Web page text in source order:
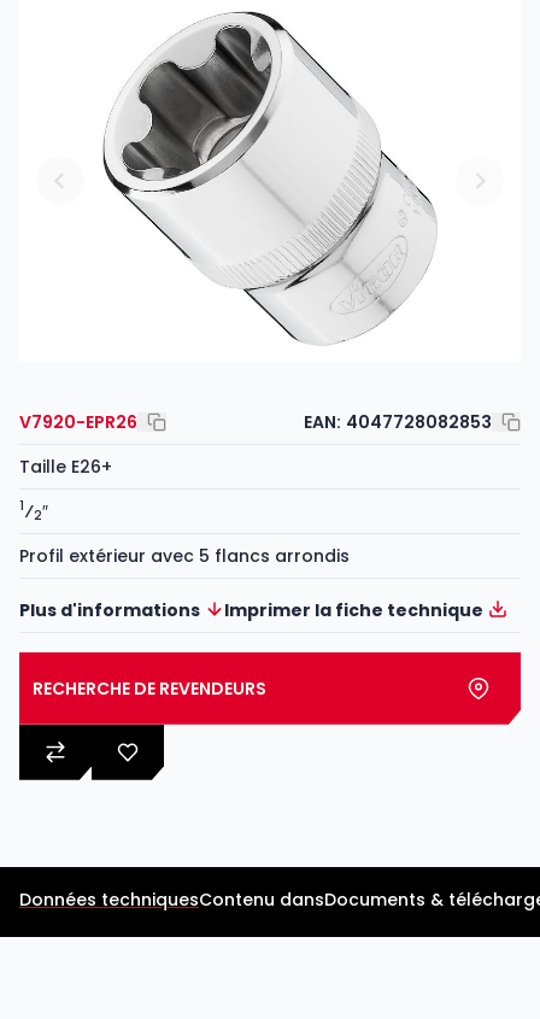
V7920-EPR26 EAN: 4047728082853
Taille E26+
1⁄2″
Profil extérieur avec 5 flancs arrondis
Plus d'informations Imprimer la fiche technique
RECHERCHE DE REVENDEURS
Données techniquesContenu dansDocuments &